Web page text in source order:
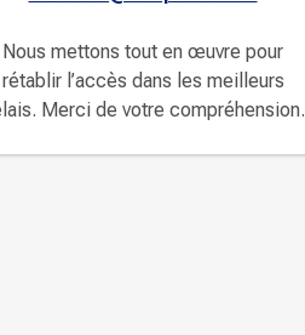
Nous mettons tout en œuvre pour
rétablir l’accès dans les meilleurs
Merci de votre compréhension.